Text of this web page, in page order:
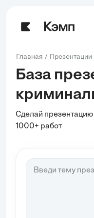
Главная Презентации
База
Сделай
1000+ работ